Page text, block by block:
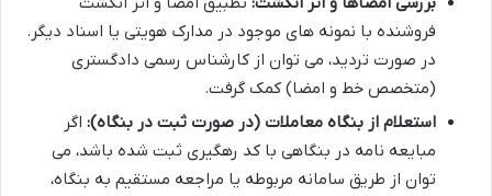
فروشنده با نمونه های موجود در مدارک هویتی یا اسناد دیگر.
در صورت تردید، می توان از کارشناس رسمی دادگستری
(متخصص خط و امضا) کمک گرفت.
استعلام از بنگاه معاملات (در صورت ثبت در بنگاه): اگر
مبایعه نامه در بنگاهی با کد رهگیری ثبت شده باشد، می
توان از طریق سامانه مربوطه یا مراجعه مستقیم به بنگاه،